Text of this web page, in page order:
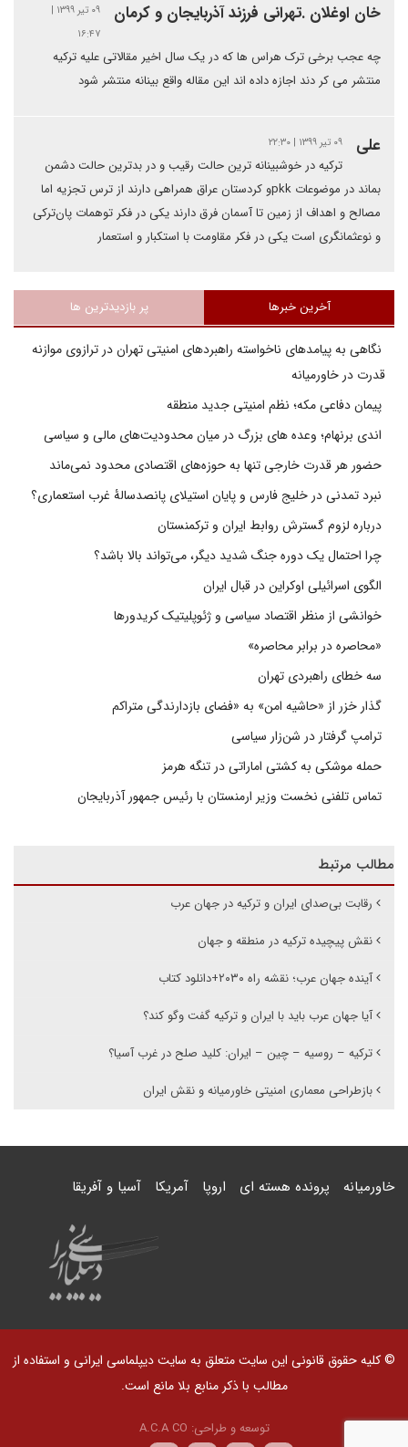
خان اوغلان .تهرانی فرزند آذربایجان و کرمان
۰۹ تیر ۱۳۹۹ |
۱۶:۴۷
چه عجب برخی ترک هراس ها که در یک سال اخیر مقالاتی علیه ترکیه
منتشر می کر دند اجازه داده اند این مقاله واقع بینانه منتشر شود
علی ۰۹ تیر ۱۳۹۹ | ۲۲:۳۰
ترکیه در خوشبینانه ترین حالت رقیب و در بدترین حالت دشمن
بماند در موضوعات pkkو کردستان عراق همراهی دارند از ترس تجزیه اما
مصالح و اهداف از زمین تا آسمان فرق دارند یکی در فکر توهمات پان‌ترکی
و نوعثمانگری است یکی در فکر مقاومت با استکبار و استعمار
آخرین خبرها پر بازدیدترین ها
نگاهی به پیامدهای ناخواسته راهبردهای امنیتی تهران در ترازوی موازنه
قدرت در خاورمیانه
پیمان دفاعی مکه؛ نظم امنیتی جدید منطقه
اندی برنهام؛ وعده های بزرگ در میان محدودیت‌های مالی و سیاسی
حضور هر قدرت خارجی تنها به حوزه‌های اقتصادی محدود نمی‌ماند
نبرد تمدنی در خلیج فارس و پایان استیلای پانصدسالۀ غرب استعماری؟
درباره لزوم گسترش روابط ایران و ترکمنستان
چرا احتمال یک دوره جنگ شدید دیگر، می‌تواند بالا باشد؟
الگوی اسرائیلی اوکراین در قبال ایران
خوانشی از منظر اقتصاد سیاسی و ژئوپلیتیک کریدورها
«محاصره در برابر محاصره»
سه خطای راهبردی تهران
گذار خزر از «حاشیه امن» به «فضای بازدارندگی متراکم
ترامپ گرفتار در شن‌زار سیاسی
حمله موشکی به کشتی اماراتی در تنگه هرمز
تماس تلفنی نخست وزیر ارمنستان با رئیس جمهور آذربایجان
مطالب مرتبط
رقابت بی‌صدای ایران و ترکیه در جهان عرب
نقش پیچیده ترکیه در منطقه و جهان
آینده جهان عرب؛ نقشه راه ۲۰۳۰+دانلود کتاب
آیا جهان عرب باید با ایران و ترکیه گفت وگو کند؟
ترکیه – روسیه – چین – ایران: کلید صلح در غرب آسیا؟
بازطراحی معماری امنیتی خاورمیانه و نقش ایران
خاورمیانه پرونده هسته ای اروپا آمریکا آسیا و آفریقا
© کلیه حقوق قانونی این سایت متعلق به سایت دیپلماسی ایرانی و استفاده از
مطالب با ذکر منابع بلا مانع است.
توسعه و طراحی: A.C.A CO